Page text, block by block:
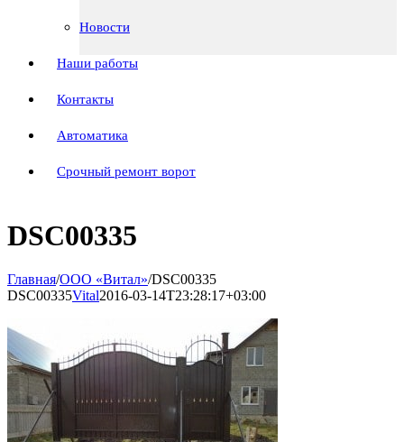
Новости
Наши работы
Контакты
Автоматика
Срочный ремонт ворот
DSC00335
Главная/ООО «Витал»/DSC00335
DSC00335Vital2016-03-14T23:28:17+03:00